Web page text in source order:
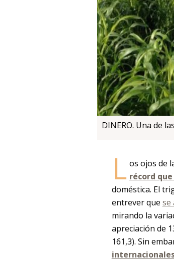
DINERO. Una de
L os ojos de
récord
doméstica. El
entrever que se
mirando la
apreciación de
161,3). Sin